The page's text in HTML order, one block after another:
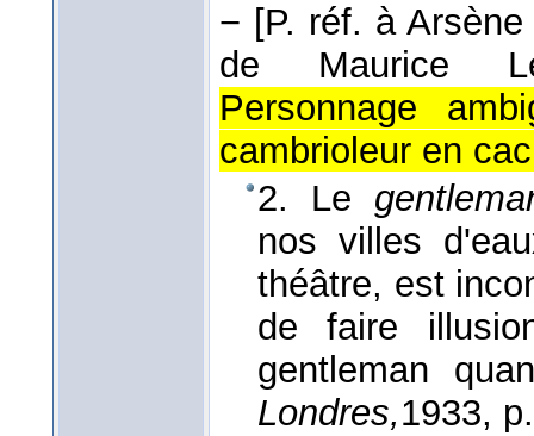
− [P. réf. à
de Maurice
Personnage
cambrioleur en
2. Le
nos villes
théâtre, est
de faire
gentleman
Londres,1933,